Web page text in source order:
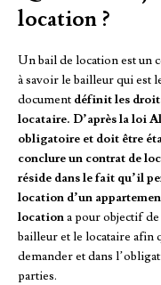
location ?
Un bail de location est un
à savoir le bailleur qui est
document définit les
locataire. D’après la loi
obligatoire et doit être
conclure un contrat de
réside dans le fait qu’il
location d’un
locationa pour objectif
bailleur et le locataire afin
demander et dans
parties.